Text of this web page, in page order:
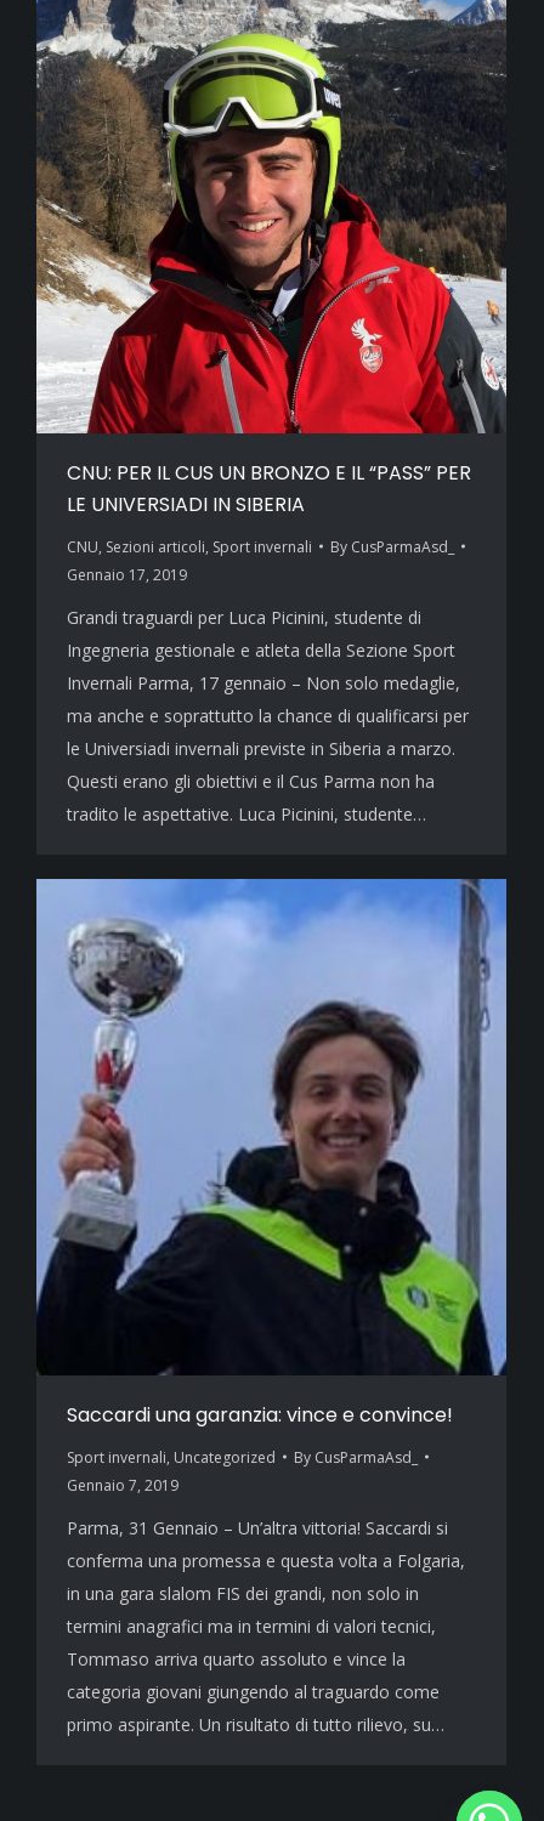
CNU: PER IL CUS UN BRONZO E IL “PASS” PER
LE UNIVERSIADI IN SIBERIA
CNU, Sezioni articoli, Sport invernali By CusParmaAsd_
Gennaio 17, 2019
Grandi traguardi per Luca Picinini, studente di
Ingegneria gestionale e atleta della Sezione Sport
Invernali Parma, 17 gennaio – Non solo medaglie,
ma anche e soprattutto la chance di qualificarsi per
le Universiadi invernali previste in Siberia a marzo.
Questi erano gli obiettivi e il Cus Parma non ha
tradito le aspettative. Luca Picinini, studente…
Saccardi una garanzia: vince e convince!
Sport invernali, Uncategorized By CusParmaAsd_
Gennaio 7, 2019
Parma, 31 Gennaio – Un’altra vittoria! Saccardi si
conferma una promessa e questa volta a Folgaria,
in una gara slalom FIS dei grandi, non solo in
termini anagrafici ma in termini di valori tecnici,
Tommaso arriva quarto assoluto e vince la
categoria giovani giungendo al traguardo come
primo aspirante. Un risultato di tutto rilievo, su…